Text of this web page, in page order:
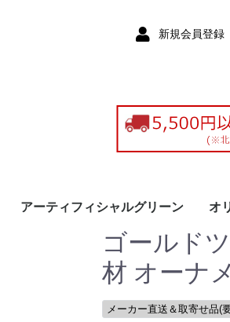
新規会員登録
アーティフィシャルグリーン
花びん入り（グリーン）
壁面装飾（グリーン）
オ
ント
プ
造
ャ
ド
ハ
ゴールド
材 オーナ
メーカー直送＆取寄せ品(